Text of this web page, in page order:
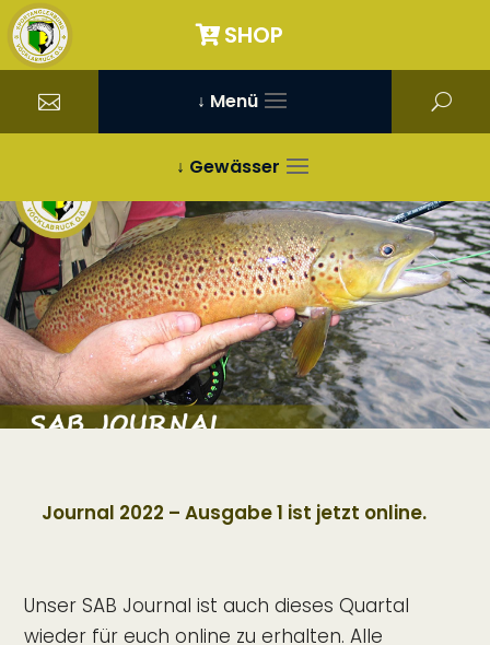
SHOP
↓ Menü
↓ Gewässer
Journal 2022 – Ausgabe 1 ist jetzt online.
Unser SAB Journal ist auch dieses Quartal
wieder für euch online zu erhalten. Alle